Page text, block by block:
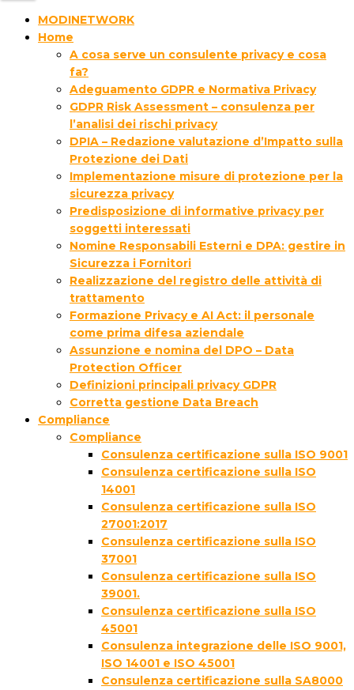
MODINETWORK
Home
A cosa serve un consulente privacy e cosa
fa?
Adeguamento GDPR e Normativa Privacy
GDPR Risk Assessment – consulenza per
l’analisi dei rischi privacy
DPIA – Redazione valutazione d’Impatto sulla
Protezione dei Dati
Implementazione misure di protezione per la
sicurezza privacy
Predisposizione di informative privacy per
soggetti interessati
Nomine Responsabili Esterni e DPA: gestire in
Sicurezza i Fornitori
Realizzazione del registro delle attività di
trattamento
Formazione Privacy e AI Act: il personale
come prima difesa aziendale
Assunzione e nomina del DPO – Data
Protection Officer
Definizioni principali privacy GDPR
Corretta gestione Data Breach
Compliance
Compliance
Consulenza certificazione sulla ISO 9001
Consulenza certificazione sulla ISO
14001
Consulenza certificazione sulla ISO
27001:2017
Consulenza certificazione sulla ISO
37001
Consulenza certificazione sulla ISO
39001.
Consulenza certificazione sulla ISO
45001
Consulenza integrazione delle ISO 9001,
ISO 14001 e ISO 45001
Consulenza certificazione sulla SA8000